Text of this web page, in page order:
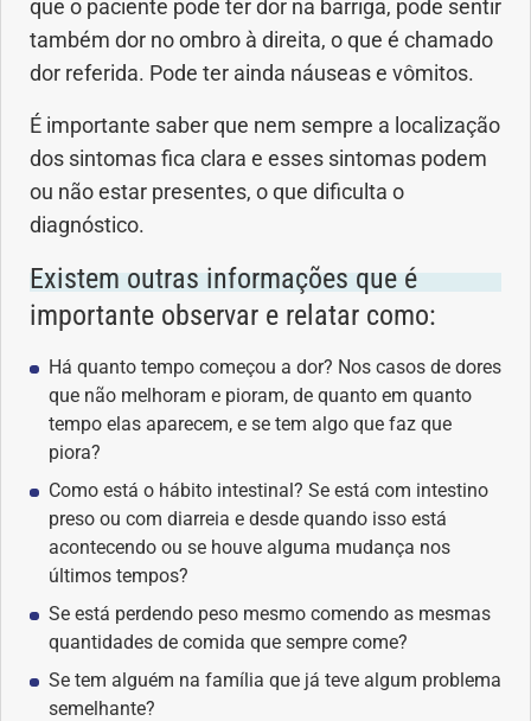
que o paciente pode ter dor na barriga, pode sentir
também dor no ombro à direita, o que é chamado
dor referida. Pode ter ainda náuseas e vômitos.
É importante saber que nem sempre a localização
dos sintomas fica clara e esses sintomas podem
ou não estar presentes, o que dificulta o
diagnóstico.
Existem outras informações que é
importante observar e relatar como:
Há quanto tempo começou a dor? Nos casos de dores
que não melhoram e pioram, de quanto em quanto
tempo elas aparecem, e se tem algo que faz que
piora?
Como está o hábito intestinal? Se está com intestino
preso ou com diarreia e desde quando isso está
acontecendo ou se houve alguma mudança nos
últimos tempos?
Se está perdendo peso mesmo comendo as mesmas
quantidades de comida que sempre come?
Se tem alguém na família que já teve algum problema
semelhante?